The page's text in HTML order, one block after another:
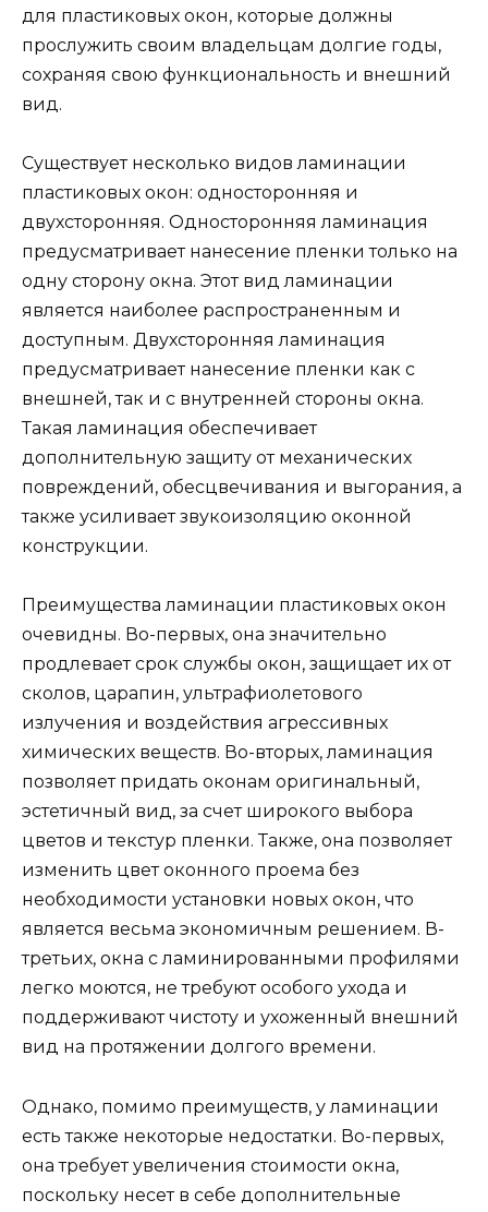
для пластиковых окон, которые должны
прослужить своим владельцам долгие годы,
сохраняя свою функциональность и внешний
вид.
Существует несколько видов ламинации
пластиковых окон: односторонняя и
двухсторонняя. Односторонняя ламинация
предусматривает нанесение пленки только на
одну сторону окна. Этот вид ламинации
является наиболее распространенным и
доступным. Двухсторонняя ламинация
предусматривает нанесение пленки как с
внешней, так и с внутренней стороны окна.
Такая ламинация обеспечивает
дополнительную защиту от механических
повреждений, обесцвечивания и выгорания, а
также усиливает звукоизоляцию оконной
конструкции.
Преимущества ламинации пластиковых окон
очевидны. Во-первых, она значительно
продлевает срок службы окон, защищает их от
сколов, царапин, ультрафиолетового
излучения и воздействия агрессивных
химических веществ. Во-вторых, ламинация
позволяет придать оконам оригинальный,
эстетичный вид, за счет широкого выбора
цветов и текстур пленки. Также, она позволяет
изменить цвет оконного проема без
необходимости установки новых окон, что
является весьма экономичным решением. В-
третьих, окна с ламинированными профилями
легко моются, не требуют особого ухода и
поддерживают чистоту и ухоженный внешний
вид на протяжении долгого времени.
Однако, помимо преимуществ, у ламинации
есть также некоторые недостатки. Во-первых,
она требует увеличения стоимости окна,
поскольку несет в себе дополнительные